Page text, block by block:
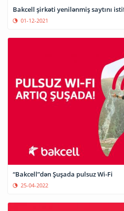
Bakcell şirkəti yenilənmiş saytını
01-12-2021
“Bakcell”dən Şuşada pulsuz Wi-Fi
25-04-2022